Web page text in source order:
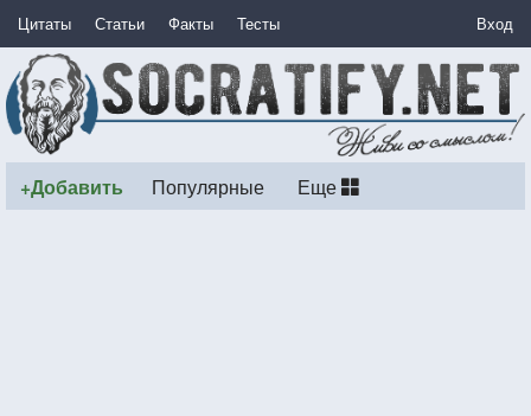
Цитаты Статьи Факты Тесты Вход
+Добавить Популярные Еще